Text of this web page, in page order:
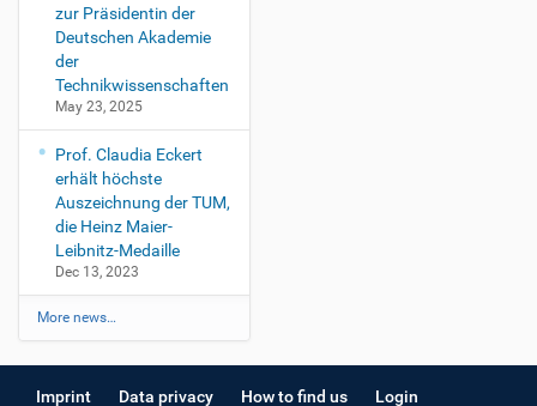
zur Präsidentin der
Deutschen Akademie
der
Technikwissenschaften
May 23, 2025
Prof. Claudia Eckert
erhält höchste
Auszeichnung der TUM,
die Heinz Maier-
Leibnitz-Medaille
Dec 13, 2023
More news…
Imprint Data privacy How to find us Login